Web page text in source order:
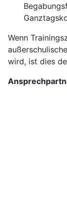
Wenn
wird, ist dies